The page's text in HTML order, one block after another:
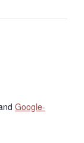
Google-